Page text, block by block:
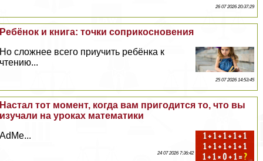
26 07 2026 20:37:29
Ребёнок и книга: точки соприкосновения
Но сложнее всего приучить ребёнка к
чтению...
25 07 2026 14:53:45
Настал тот момент, когда вам пригодится то, что вы
изучали на уроках математики
AdMe...
24 07 2026 7:36:42